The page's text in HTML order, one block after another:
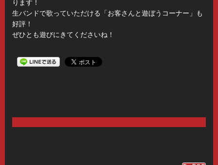
ります！
生バンドで歌っていただける「お客さんと遊ぼうコーナー」も
好評！
ぜひとも遊びにきてくださいね！